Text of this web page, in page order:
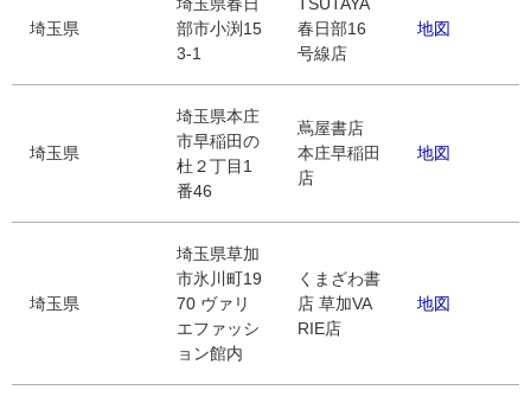
埼玉県
部市小渕15
3-1
春日部16
号線店
地図
埼玉県
埼玉県本庄
市早稲田の
杜２丁目1
番46
蔦屋書店
本庄早稲田
店
地図
埼玉県
埼玉県草加
市氷川町19
70 ヴァリ
エファッシ
ョン館内
くまざわ書
店 草加VA
RIE店
地図